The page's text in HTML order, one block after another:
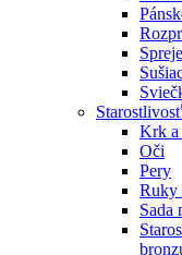
Krk a
Oči
Pery
Ruky
Sada